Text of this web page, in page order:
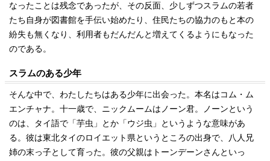
なったことは残念であったが、その反面、少しずつスラムの若者
たち自身が図書館を手伝い始めたり、住民たちの協力のもと本の
紛失も無くなり、利用者もだんだんと増えてくるようにもなった
のである。
スラムのある少年
そんな中で、わたしたちはある少年に出会った。本名はコム・ム
エンチャナ。十一歳で、ニックムームはノーン君。ノーンという
のは、タイ語で「芋虫」とか「ウジ虫」というような意味があ
る。彼は東北タイのロイエット県というところの出身で、八人兄
姉の末っ子として育った。彼の父親はトーンデーンさんといっ